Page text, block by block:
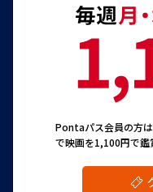
Pontaパス会員の方
で映画を1,100円で鑑